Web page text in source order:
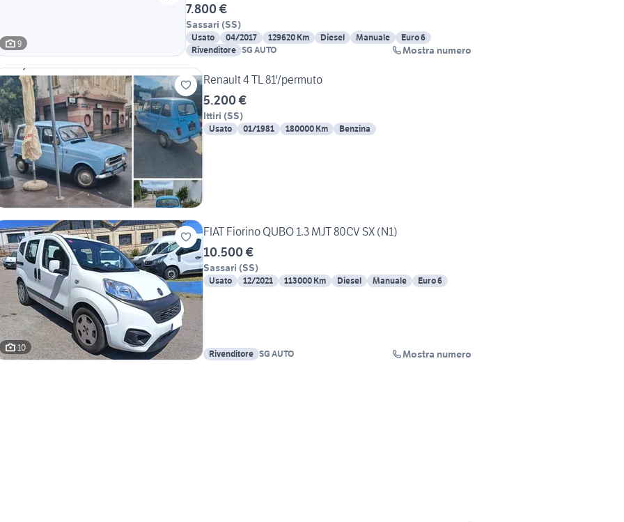
9
7.800 €
Sassari (SS)
Usato 04/2017 129620 Km Diesel Manuale
Euro 6
Rivenditore SG AUTO Mostra numero
Renault 4 TL 81'/permuto
5.200 €
Ittiri (SS)
Usato 01/1981 180000 Km Benzina
10
FIAT Fiorino QUBO 1.3 MJT 80CV SX (N1)
10.500 €
Sassari (SS)
Usato 12/2021 113000 Km Diesel Manuale Euro 6
Rivenditore SG AUTO Mostra numero